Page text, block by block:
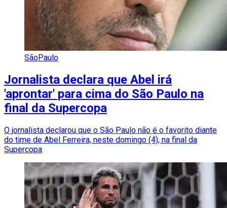
SãoPaulo
Jornalista declara que Abel irá
'aprontar' para cima do São Paulo na
final da Supercopa
O jornalista declarou que o São Paulo não é o favorito diante
do time de Abel Ferreira, neste domingo (4), na final da
Supercopa